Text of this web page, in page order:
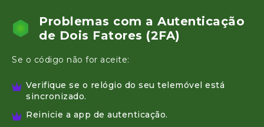
Problemas com a Autenticação
de Dois Fatores (2FA)
Se o código não for aceite:
Verifique se o relógio do seu telemóvel está
sincronizado.
Reinicie a app de autenticação.